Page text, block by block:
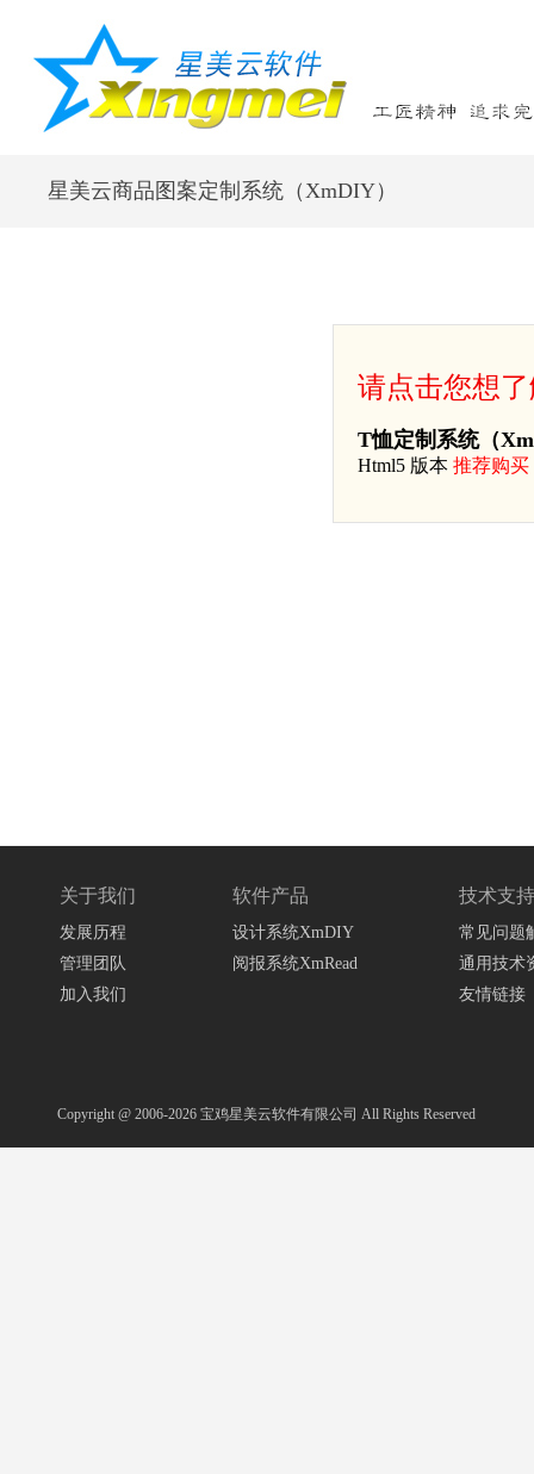
星美云商品图案定制系统（XmDIY）
请点击您想
T恤定制系统（
Html5 版本 推荐购买
关于我们
发展历程
管理团队
加入我们
软件产品
设计系统XmDIY
阅报系统XmRead
技术支持
常见问题
通用技术
友情链接
Copyright @ 2006-2026 宝鸡星美云软件有限公司 All Rights Reserved